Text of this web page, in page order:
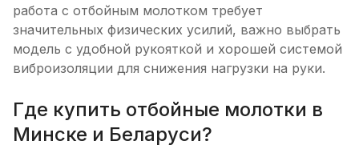
работа с отбойным молотком требует
значительных физических усилий, важно выбрать
модель с удобной рукояткой и хорошей системой
виброизоляции для снижения нагрузки на руки.
Где купить отбойные молотки в
Минске и Беларуси?